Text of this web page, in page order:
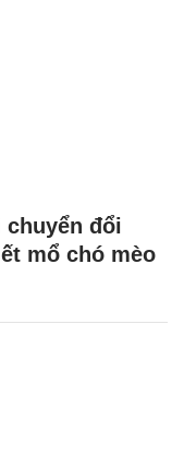
chuyển đổi
mổ chó mèo